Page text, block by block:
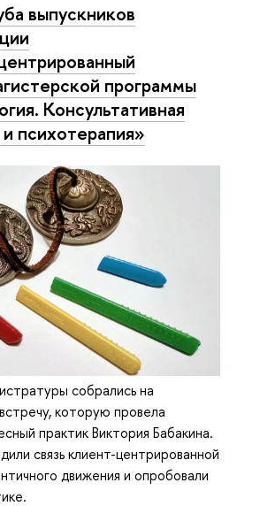
выпускников
программы
Консультативная
психотерапия»
собрались на
которую провела
практик Виктория Бабакина.
связь клиент-центрированной
движения и опробовали